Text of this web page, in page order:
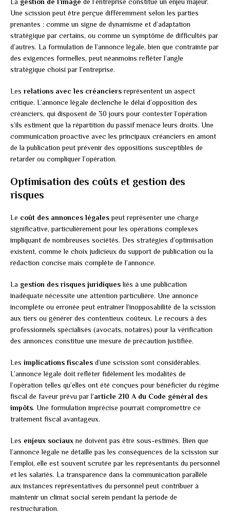
Une scission peut être perçue différemment selon les parties
prenantes : comme un signe de dynamisme et d’adaptation
stratégique par certains, ou comme un symptôme de difficultés par
d’autres. La formulation de l’annonce légale, bien que contrainte par
des exigences formelles, peut néanmoins refléter l’angle
stratégique choisi par l’entreprise.
Les relations avec les créanciersreprésentent un aspect
critique. L’annonce légale déclenche le délai d’opposition des
créanciers, qui disposent de 30 jours pour contester l’opération
s’ils estiment que la répartition du passif menace leurs droits. Une
communication proactive avec les principaux créanciers en amont
de la publication peut prévenir des oppositions susceptibles de
retarder ou compliquer l’opération.
Optimisation des coûts et gestion des
risques
Le coût des annonces légalespeut représenter une charge
significative, particulièrement pour les opérations complexes
impliquant de nombreuses sociétés. Des stratégies d’optimisation
existent, comme le choix judicieux du support de publication ou la
rédaction concise mais complète de l’annonce.
La gestion des risques juridiquesliés à une publication
inadéquate nécessite une attention particulière. Une annonce
incomplète ou erronée peut entraîner l’inopposabilité de la scission
aux tiers ou générer des contentieux coûteux. Le recours à des
professionnels spécialisés (avocats, notaires) pour la vérification
des annonces constitue une mesure de précaution justifiée.
Les implications fiscales d’une scission sont considérables.
L’annonce légale doit refléter fidèlement les modalités de
l’opération telles qu’elles ont été conçues pour bénéficier du régime
fiscal de faveur prévu par l’article 210 A du Code général des
impôts. Une formulation imprécise pourrait compromettre ce
traitement fiscal avantageux.
Les enjeux sociauxne doivent pas être sous-estimés. Bien que
l’annonce légale ne détaille pas les conséquences de la scission sur
l’emploi, elle est souvent scrutée par les représentants du personnel
et les salariés. La transparence dans la communication parallèle
aux instances représentatives du personnel peut contribuer à
maintenir un climat social serein pendant la période de
restructuration.